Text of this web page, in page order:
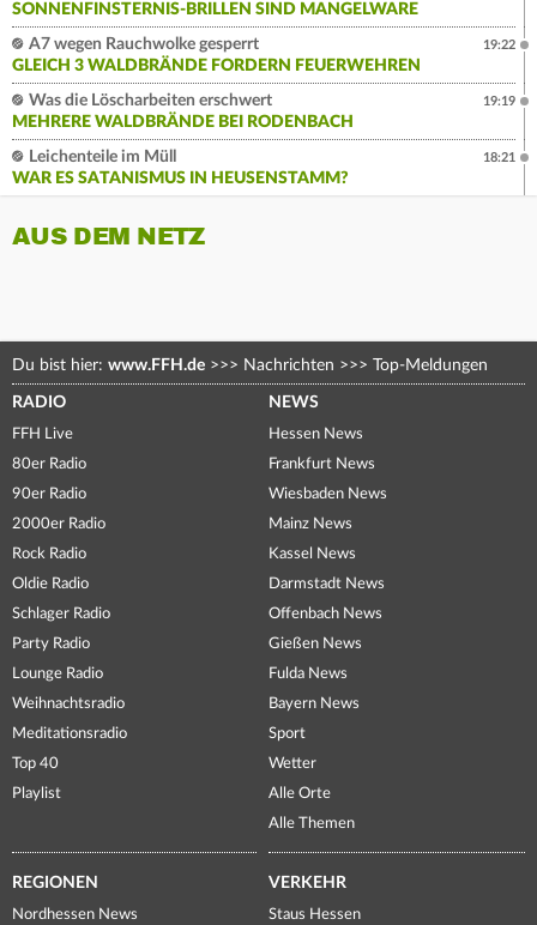
SONNENFINSTERNIS-BRILLEN SIND MANGELWARE
A7 wegen Rauchwolke gesperrt
GLEICH 3 WALDBRÄNDE FORDERN FEUERWEHREN
19:22
Was die Löscharbeiten erschwert
MEHRERE WALDBRÄNDE BEI RODENBACH
19:19
Leichenteile im Müll
WAR ES SATANISMUS IN HEUSENSTAMM?
18:21
AUS DEM NETZ
Du bist hier: www.FFH.de >>> Nachrichten >>> Top-Meldungen
RADIO
FFH Live
80er Radio
90er Radio
2000er Radio
Rock Radio
Oldie Radio
Schlager Radio
Party Radio
Lounge Radio
Weihnachtsradio
Meditationsradio
Top 40
Playlist
NEWS
Hessen News
Frankfurt News
Wiesbaden News
Mainz News
Kassel News
Darmstadt News
Offenbach News
Gießen News
Fulda News
Bayern News
Sport
Wetter
Alle Orte
Alle Themen
REGIONEN
Nordhessen News
VERKEHR
Staus Hessen